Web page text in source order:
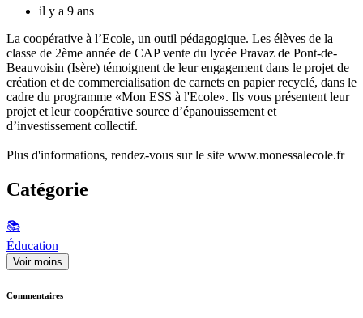
il y a 9 ans
La coopérative à l’Ecole, un outil pédagogique. Les élèves de la
classe de 2ème année de CAP vente du lycée Pravaz de Pont-de-
Beauvoisin (Isère) témoignent de leur engagement dans le projet de
création et de commercialisation de carnets en papier recyclé, dans le
cadre du programme «Mon ESS à l'Ecole». Ils vous présentent leur
projet et leur coopérative source d’épanouissement et
d’investissement collectif.
Plus d'informations, rendez-vous sur le site www.monessalecole.fr
Catégorie
📚
Éducation
Voir moins
Commentaires